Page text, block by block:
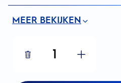
MEER BEKIJKEN
1